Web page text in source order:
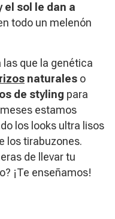
el sol le dan a
todo un melenón
las que la genética
rizos naturales o
de styling para
estamos
los looks ultra lisos
los tirabuzones.
de llevar tu
¡Te enseñamos!